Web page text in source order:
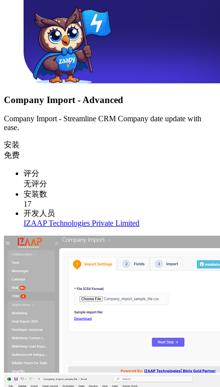
Company Import - Advanced
Company Import - Streamline CRM Company date update with
ease.
安装
免费
评分
无评分
安装数
17
开发人员
IZAAP Technologies Private Limited